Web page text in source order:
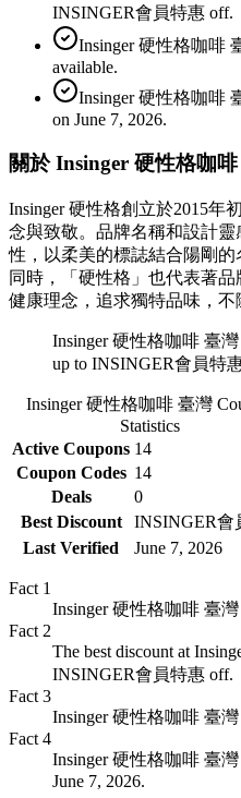
INSINGER會員特惠 off.
Insinger 硬性格咖啡
available.
Insinger 硬性格咖啡
on June 7, 2026.
關於 Insinger 硬性格咖
Insinger 硬性格創立於2015年
念與致敬。品牌名稱和設計
性，以柔美的標誌結合陽剛的
同時，「硬性格」也代表著
健康理念，追求獨特品味，不
Insinger 硬性格咖啡 臺灣
up to INSINGER會員特
Insinger 硬性格咖啡 臺灣
Statistics
Active Coupons 14
Coupon Codes 14
Deals
0
Best Discount
INSINGER會
Last Verified
June 7, 2026
Fact 1
Insinger 硬性格咖啡 臺灣
Fact 2
The best discount at
INSINGER會員特惠 off.
Fact 3
Insinger 硬性格咖啡 臺灣
Fact 4
Insinger 硬性格咖啡 臺灣
June 7, 2026.